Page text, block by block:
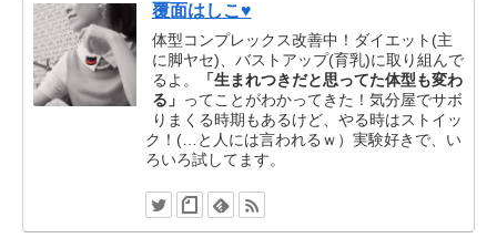
覆面はしこ♥
体型コンプレックス改善中！ダイエット(主
に脚ヤセ)、バストアップ(育乳)に取り組んで
るよ。
「生まれつきだと思ってた体型も変わ
る」 ってことがわかってきた！気分屋でサボ
りまくる時期もあるけど、やる時はストイッ
ク！(…と人には言われるｗ）実験好きで、い
ろいろ試してます。